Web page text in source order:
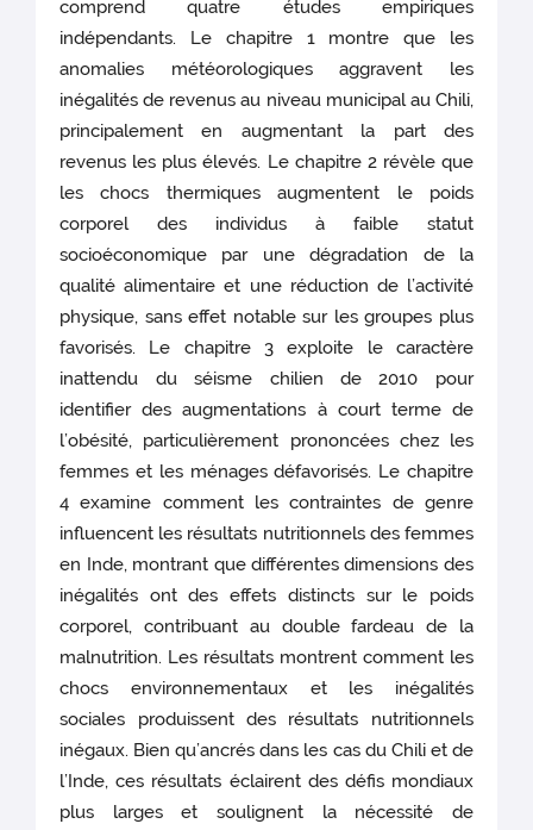
comprend quatre études empiriques
indépendants. Le chapitre 1 montre que les
anomalies météorologiques aggravent les
inégalités de revenus au niveau municipal au Chili,
principalement en augmentant la part des
revenus les plus élevés. Le chapitre 2 révèle que
les chocs thermiques augmentent le poids
corporel des individus à faible statut
socioéconomique par une dégradation de la
qualité alimentaire et une réduction de l’activité
physique, sans effet notable sur les groupes plus
favorisés. Le chapitre 3 exploite le caractère
inattendu du séisme chilien de 2010 pour
identifier des augmentations à court terme de
l’obésité, particulièrement prononcées chez les
femmes et les ménages défavorisés. Le chapitre
4 examine comment les contraintes de genre
influencent les résultats nutritionnels des femmes
en Inde, montrant que différentes dimensions des
inégalités ont des effets distincts sur le poids
corporel, contribuant au double fardeau de la
malnutrition. Les résultats montrent comment les
chocs environnementaux et les inégalités
sociales produissent des résultats nutritionnels
inégaux. Bien qu’ancrés dans les cas du Chili et de
l’Inde, ces résultats éclairent des défis mondiaux
plus larges et soulignent la nécessité de